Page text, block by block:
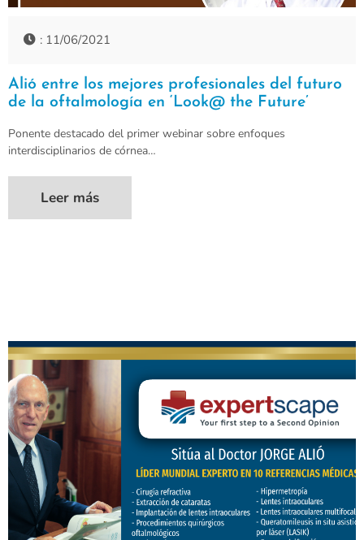
: 11/06/2021
Alió entre los mejores profesionales del futuro
de la oftalmología en ‘Look@ the Future’
Ponente destacado del primer webinar sobre enfoques
interdisciplinarios de córnea…
Leer más